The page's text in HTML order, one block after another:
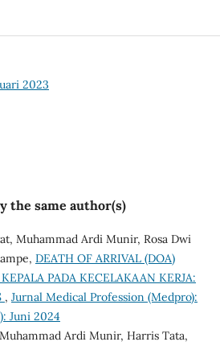
2023
the same author(s)
Muhammad Ardi Munir, Rosa Dwi
DEATH OF ARRIVAL (DOA)
PADA KECELAKAAN KERJA:
, Jurnal Medical Profession (Medpro):
Juni 2024
Ardi Munir, Harris Tata,